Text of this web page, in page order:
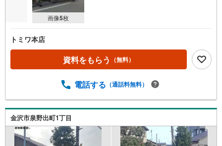
画像5枚
トミワ本店
資料をもらう （無料）
電話する （通話料無料）
金沢市泉野出町1丁目